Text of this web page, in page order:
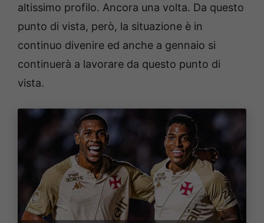
altissimo profilo. Ancora una volta. Da questo
punto di vista, però, la situazione è in
continuo divenire ed anche a gennaio si
continuerà a lavorare da questo punto di
vista.